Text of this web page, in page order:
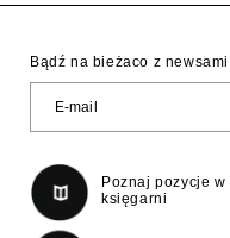
Bądź na bieżaco z
Poznaj pozycje w
księgarni